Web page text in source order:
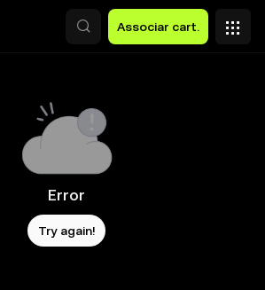
Associar cart.
Error
Try again!